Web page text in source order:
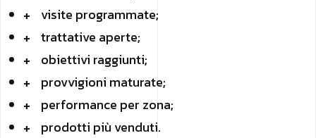
visite programmate;
trattative aperte;
obiettivi raggiunti;
provvigioni maturate;
performance per zona;
prodotti più venduti.